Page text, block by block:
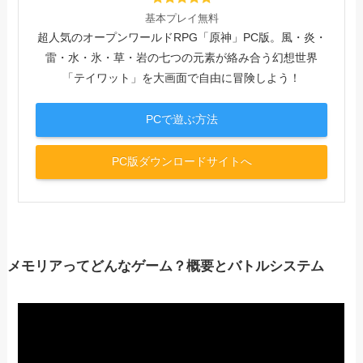
基本プレイ無料
超人気のオープンワールドRPG「原神」PC版。風・炎・
雷・水・氷・草・岩の七つの元素が絡み合う幻想世界
「テイワット」を大画面で自由に冒険しよう！
PCで遊ぶ方法
PC版ダウンロードサイトへ
メモリアってどんなゲーム？概要とバトルシステム